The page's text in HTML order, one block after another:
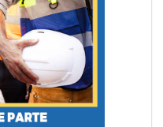
Alto
di